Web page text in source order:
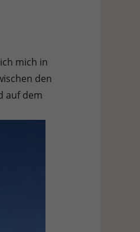
mich in
den
auf dem